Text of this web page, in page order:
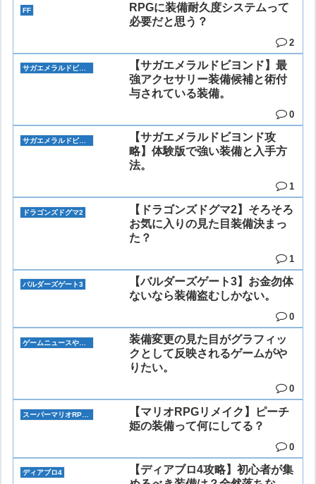
FF
RPGに装備耐久度システムって
必要だと思う？
2
サガエメラルドビヨンド
【サガエメラルドビヨンド】最
強アクセサリー装備候補と術付
与されている装備。
0
サガエメラルドビヨンド
【サガエメラルドビヨンド攻
略】体験版で強い装備と入手方
法。
1
ドラゴンズドグマ2
【ドラゴンズドグマ2】そろそろ
お気に入りの見た目装備決まっ
た？
1
バルダーズゲート3
【バルダーズゲート3】お金勿体
ないなら装備盗むしかない。
0
ゲームニュースや雑談
装備変更の見た目がグラフィッ
クとして反映されるゲームがや
りたい。
0
スーパーマリオRPGリメイク
【マリオRPGリメイク】ピーチ
姫の装備って何にしてる？
0
ディアブロ4
【ディアブロ4攻略】初心者が集